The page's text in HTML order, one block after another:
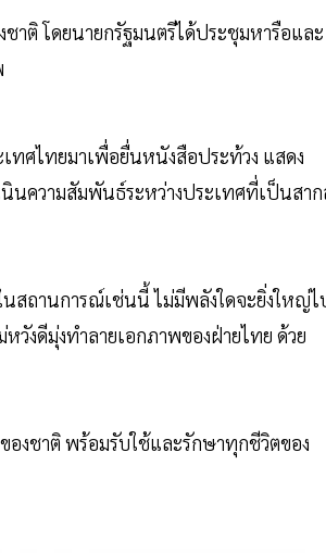
าติ โดยนายกรัฐมนตรีได้ประชุมหารือและ
ทศไทยมาเพื่อยื่นหนังสือประท้วง แสดง
นความสัมพันธ์ระหว่างประเทศที่เป็นสา
ถานการณ์เช่นนี้ ไม่มีพลังใดจะยิ่งใหญ่ไ
วังดีมุ่งทำลายเอกภาพของฝ่ายไทย ด้วย
งชาติ พร้อมรับใช้และรักษาทุกชีวิตของ